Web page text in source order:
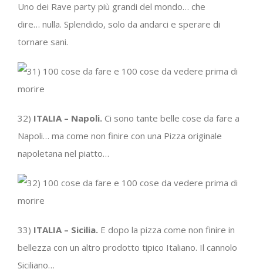
Uno dei Rave party più grandi del mondo… che
dire… nulla. Splendido, solo da andarci e sperare di
tornare sani.
32) ITALIA – Napoli. Ci sono tante belle cose da fare a
Napoli… ma come non finire con una Pizza originale
napoletana nel piatto…
33) ITALIA – Sicilia. E dopo la pizza come non finire in
bellezza con un altro prodotto tipico Italiano. Il cannolo
Siciliano…